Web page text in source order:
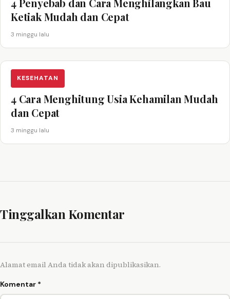
Ketiak Mudah dan Cepat
3 minggu lalu
KESEHATAN
4 Cara Menghitung Usia Kehamilan Mudah
dan Cepat
3 minggu lalu
Tinggalkan Komentar
Alamat email Anda tidak akan dipublikasikan.
Komentar *